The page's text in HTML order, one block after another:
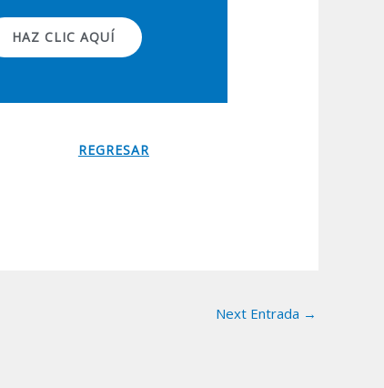
HAZ CLIC AQUÍ
REGRESAR
Next Entrada →